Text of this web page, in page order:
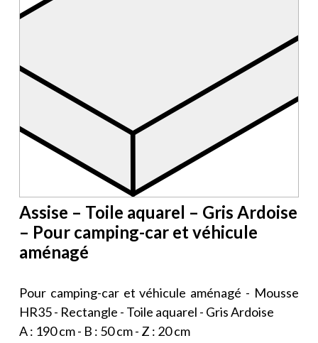
Assise – Toile aquarel – Gris Ardoise
– Pour camping-car et véhicule
aménagé
Pour camping-car et véhicule aménagé - Mousse
HR35 - Rectangle - Toile aquarel - Gris Ardoise
A : 190 cm - B : 50 cm - Z : 20 cm